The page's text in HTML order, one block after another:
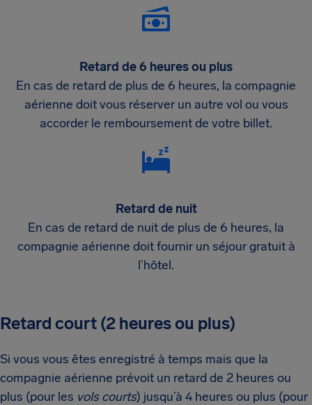
Retard de 6 heures ou plus
En cas de retard de plus de 6 heures, la compagnie
aérienne doit vous réserver un autre vol ou vous
accorder le remboursement de votre billet.
Retard de nuit
En cas de retard de nuit de plus de 6 heures, la
compagnie aérienne doit fournir un séjour gratuit à
l’hôtel.
Retard court (2 heures ou plus)
Si vous vous êtes enregistré à temps mais que la
compagnie aérienne prévoit un retard de 2 heures ou
plus (pour les vols courts) jusqu’à 4 heures ou plus (pour